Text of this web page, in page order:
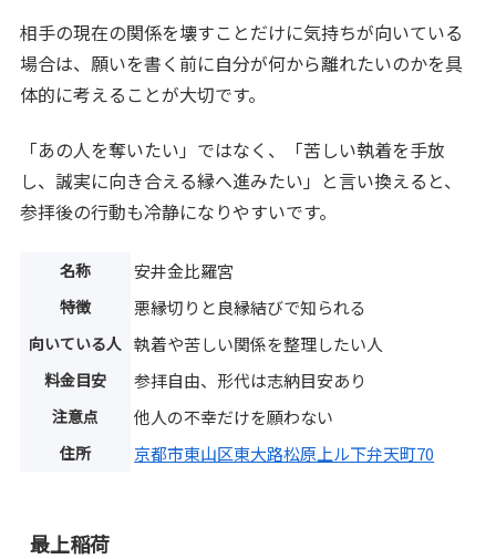
相手の現在の関係を壊すことだけに気持ちが向いている
場合は、願いを書く前に自分が何から離れたいのかを具
体的に考えることが大切です。
「あの人を奪いたい」ではなく、「苦しい執着を手放
し、誠実に向き合える縁へ進みたい」と言い換えると、
参拝後の行動も冷静になりやすいです。
名称 安井金比羅宮
特徴 悪縁切りと良縁結びで知られる
向いている人 執着や苦しい関係を整理したい人
料金目安 参拝自由、形代は志納目安あり
注意点 他人の不幸だけを願わない
住所 京都市東山区東大路松原上ル下弁天町70
最上稲荷